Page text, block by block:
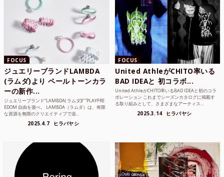
FOCUS
ジュエリーブランドLAMBDA
(ラムダ)より ペールトーンカラ
ーの新作...
ジュエリーブランド“LAMBDA( ラムダ))” “PLAYFRE
EDOM 自由を遊べ。 LAMBDA（ラムダ）は、有限
な資源を無限のクリエイティブで追...
2025.4.7 ヒラバヤシ
FOCUS
United AthleがCHITO率いる
BAD IDEAと 初コラボ...
United AthleがCHITO率いるBAD IDEAと初のコラ
ボレーション これまでシーズンカタログに掲載す
る取り組みとして、さまざまなアーティス...
2025.3.14 ヒラバヤシ